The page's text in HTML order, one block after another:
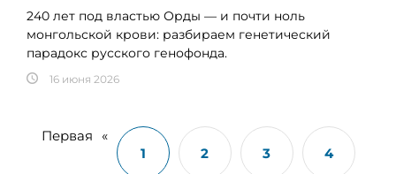
240 лет под властью Орды — и почти ноль
монгольской крови: разбираем генетический
парадокс русского генофонда.
16 июня 2026
Первая
«
1
2 3 4